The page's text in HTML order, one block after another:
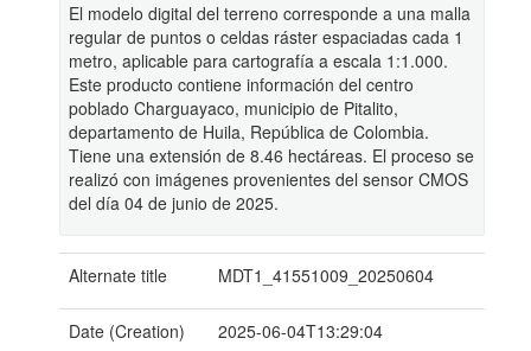
El modelo digital del terreno corresponde a una malla
regular de puntos o celdas ráster espaciadas cada 1
metro, aplicable para cartografía a escala 1:1.000.
Este producto contiene información del centro
poblado Charguayaco, municipio de Pitalito,
departamento de Huila, República de Colombia.
Tiene una extensión de 8.46 hectáreas. El proceso se
realizó con imágenes provenientes del sensor CMOS
del día 04 de junio de 2025.
Alternate title MDT1_41551009_20250604
Date (Creation)
2025-06-04T13:29:04